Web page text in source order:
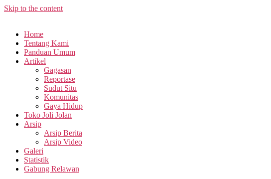
Skip to the content
Home
Tentang Kami
Panduan Umum
Artikel
Gagasan
Reportase
Sudut Situ
Komunitas
Gaya Hidup
Toko Joli Jolan
Arsip
Arsip Berita
Arsip Video
Galeri
Statistik
Gabung Relawan